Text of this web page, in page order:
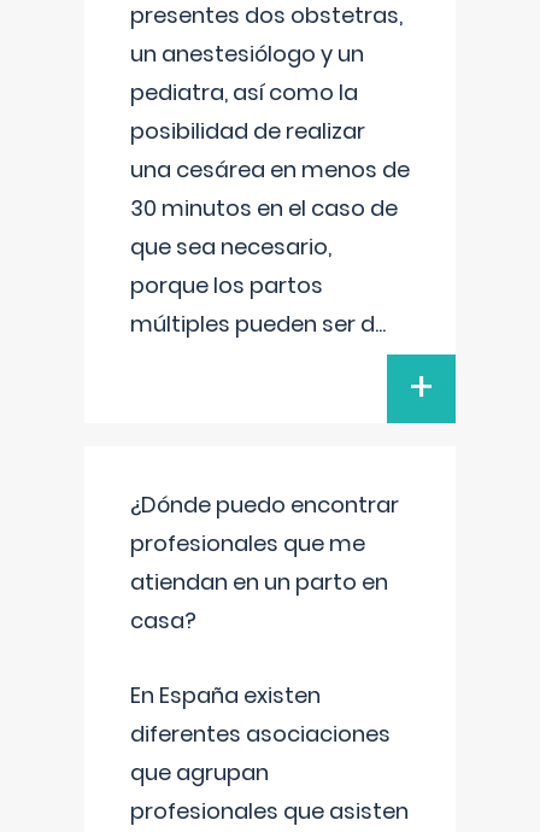
presentes dos obstetras,
un anestesiólogo y un
pediatra, así como la
posibilidad de realizar
una cesárea en menos de
30 minutos en el caso de
que sea necesario,
porque los partos
múltiples pueden ser d...
+
¿Dónde puedo encontrar
profesionales que me
atiendan en un parto en
casa?
En España existen
diferentes asociaciones
que agrupan
profesionales que asisten